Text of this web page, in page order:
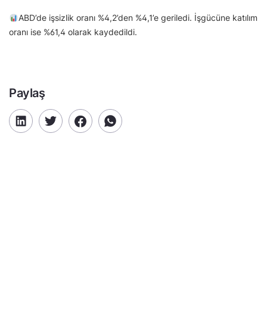
ABD’de işsizlik oranı %4,2’den %4,1’e geriledi. İşgücüne katılım
oranı ise %61,4 olarak kaydedildi.
Paylaş